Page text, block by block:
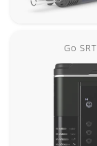
Go SRT